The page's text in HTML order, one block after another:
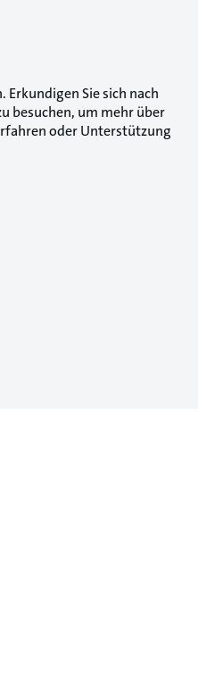
Sie sich nach
besuchen, um mehr über
oder Unterstützung